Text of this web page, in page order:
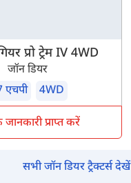
प्रो ट्रेम IV 4WD
जॉन डियर
एचपी
4WD
प्राप्त करें
सभी जॉन डियर ट्रैक्टर्स देखें